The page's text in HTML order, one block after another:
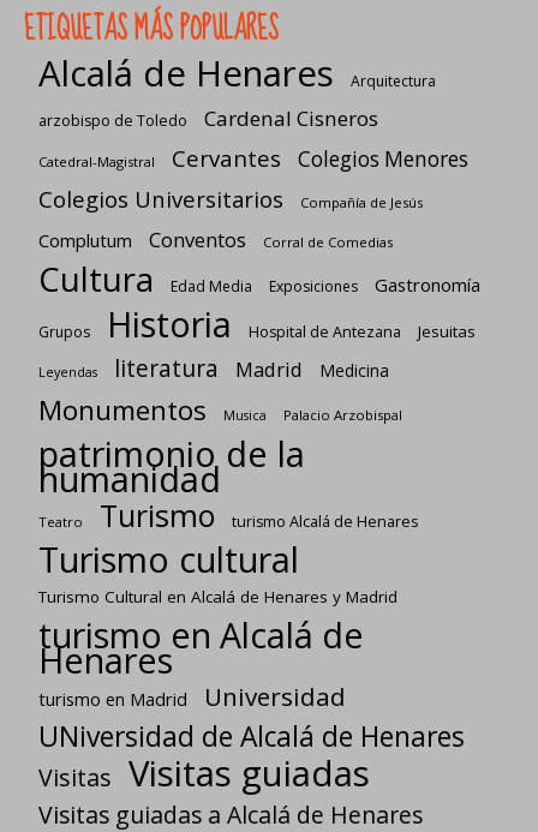
ETIQUETAS MÁS POPULARES
Alcalá de Henares
Arquitectura
arzobispo de Toledo
Cardenal Cisneros
Catedral-Magistral Cervantes Colegios Menores
Colegios Universitarios Compañía de Jesús
Complutum Conventos Corral de Comedias
Cultura Edad Media Exposiciones Gastronomía
Grupos Historia Hospital de Antezana Jesuitas
Leyendas literatura Madrid Medicina
Monumentos Musica Palacio Arzobispal
patrimonio de la
humanidad
Teatro Turismo turismo Alcalá de Henares
Turismo cultural
Turismo Cultural en Alcalá de Henares y Madrid
turismo en Alcalá de
Henares
turismo en Madrid Universidad
UNiversidad de Alcalá de Henares
Visitas Visitas guiadas
Visitas guiadas a Alcalá de Henares